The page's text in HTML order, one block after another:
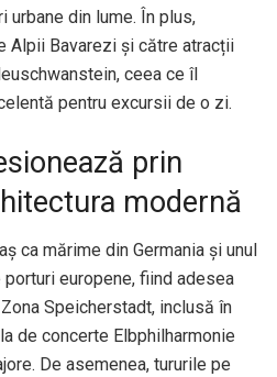
urbane din lume. În plus,
Alpii Bavarezi și către atracții
ceea ce îl
pentru excursii de o zi.
prin
modernă
ca mărime din Germania și unul
europene, fiind adesea
Speicherstadt, inclusă în
de concerte Elbphilharmonie
De asemenea, tururile pe